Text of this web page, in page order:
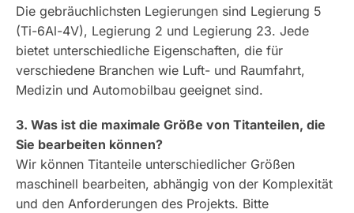
Die gebräuchlichsten Legierungen sind Legierung 5
(Ti-6Al-4V), Legierung 2 und Legierung 23. Jede
bietet unterschiedliche Eigenschaften, die für
verschiedene Branchen wie Luft- und Raumfahrt,
Medizin und Automobilbau geeignet sind.
3. Was ist die maximale Größe von Titanteilen, die
Sie bearbeiten können?
Wir können Titanteile unterschiedlicher Größen
maschinell bearbeiten, abhängig von der Komplexität
und den Anforderungen des Projekts. Bitte